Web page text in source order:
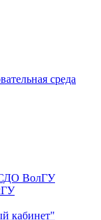
среда
кабинет"